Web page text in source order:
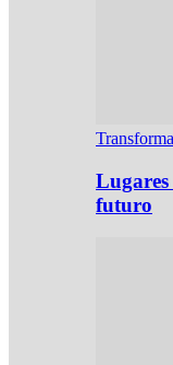
futuro